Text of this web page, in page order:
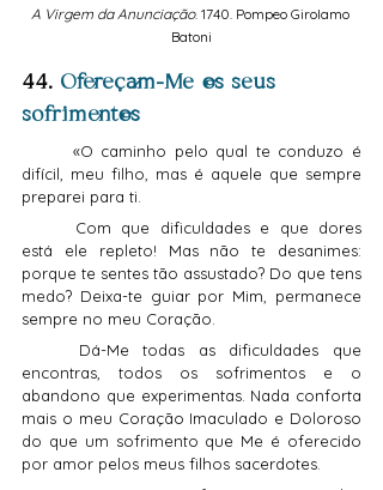
A Virgem da Anunciação. 1740. Pompeo Girolamo
Batoni
44. Ofereçam-Me os seus
sofrimentos
difícil, meu filho, mas é aquele que sempre
preparei para ti.
está ele repleto! Mas não te desanimes:
porque te sentes tão assustado? Do que tens
medo? Deixa-te guiar por Mim, permanece
sempre no meu Coração.
encontras, todos os sofrimentos e o
abandono que experimentas. Nada conforta
mais o meu Coração Imaculado e Doloroso
do que um sofrimento que Me é oferecido
por amor pelos meus filhos sacerdotes.